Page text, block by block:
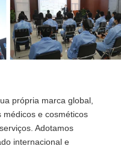
própria marca global,
e cosméticos
Adotamos
internacional e